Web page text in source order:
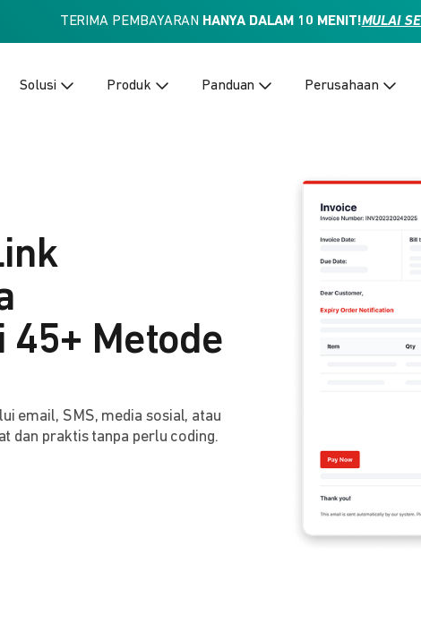
TERIMA PEMBAYARAN HANYA DALAM 10 MENIT!MULAI
Solusi Produk Panduan Perusahaan
45+ Metode
email, SMS, media sosial, atau
dan praktis tanpa perlu coding.